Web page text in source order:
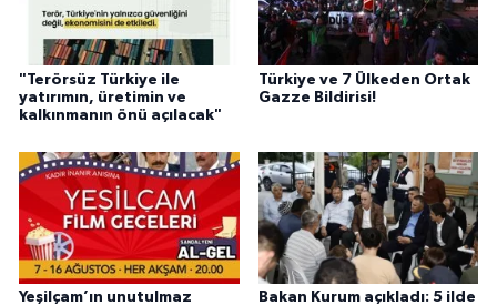
"Terörsüz Türkiye ile
yatırımın, üretimin ve
kalkınmanın önü açılacak"
Türkiye ve 7 Ülkeden Ortak
Gazze Bildirisi!
Yeşilçam’ın unutulmaz
Bakan Kurum açıkladı: 5 ilde